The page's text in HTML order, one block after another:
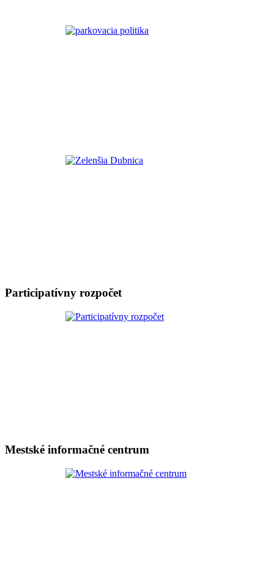
Participatívny rozpočet
Mestské informačné centrum